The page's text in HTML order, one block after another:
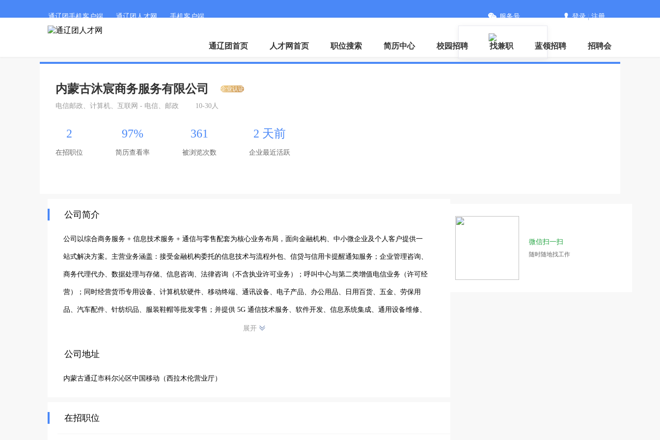
通辽团手机客户端 通辽团人才网 手机客户端
微信
服务号 登录|注册
通辽团首页 人才网首页 职位搜索 简历中心 校园招聘 找兼职 蓝领招聘 招聘会
内蒙古沐宸商务服务有限公司 企业认证
电信邮政、计算机、互联网 - 电信、邮政 10-30人
2
在招职位
97%
简历查看率
361
被浏览次数
2 天前
企业最近活跃
公司简介
公司以综合商务服务 + 信息技术服务 + 通信与零售配套为核心业务布局，面向金融机构、中小微企业及个人客户提供一
站式解决方案。主营业务涵盖：接受金融机构委托的信息技术与流程外包、信贷与信用卡提醒通知服务；企业管理咨询、
商务代理代办、数据处理与存储、信息咨询、法律咨询（不含执业许可业务）；呼叫中心与第二类增值电信业务（许可经
营）；同时经营货币专用设备、计算机软硬件、移动终端、通讯设备、电子产品、办公用品、日用百货、五金、劳保用
品、汽车配件、针纺织品、服装鞋帽等批发零售；并提供 5G 通信技术服务、软件开发、信息系统集成、通用设备维修、
合作伙伴创造价值
展开
公司地址
内蒙古通辽市科尔沁区中国移动（西拉木伦营业厅）
在招职位
微信扫一扫
随时随地找工作